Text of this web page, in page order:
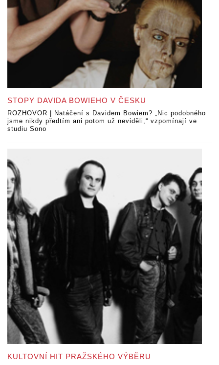
STOPY DAVIDA BOWIEHO V ČESKU
ROZHOVOR | Natáčení s Davidem Bowiem? „Nic podobného
jsme nikdy předtím ani potom už neviděli,“ vzpomínají ve
studiu Sono
KULTOVNÍ HIT PRAŽSKÉHO VÝBĚRU